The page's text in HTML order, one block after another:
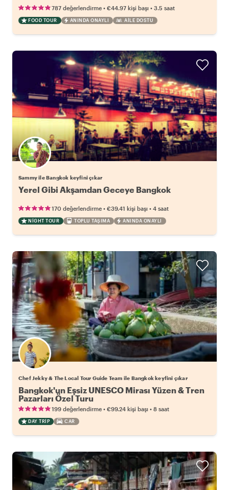
787 değerlendirme • €44.97 kişi başı • 3.5 saat
FOOD TOUR ANINDA ONAYLI AILE DOSTU
Sammy ile Bangkok keyfini çıkar
Yerel Gibi Akşamdan Geceye Bangkok
170 değerlendirme • €39.41 kişi başı • 4 saat
NIGHT TOUR TOPLU TAŞIMA ANINDA ONAYLI
Chef Jekky & The Local Tour Guide Team ile Bangkok keyfini çıkar
Bangkok'un Eşsiz UNESCO Mirası Yüzen & Tren
Pazarları Özel Turu
199 değerlendirme • €99.24 kişi başı • 8 saat
DAY TRIP CAR